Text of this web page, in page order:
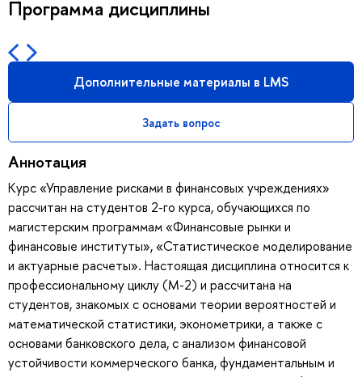
Программа дисциплины
Дополнительные материалы в LMS
Задать вопрос
Аннотация
Курс «Управление рисками в финансовых учреждениях»
рассчитан на студентов 2-го курса, обучающихся по
магистерским программам «Финансовые рынки и
финансовые институты», «Статистическое моделирование
и актуарные расчеты». Настоящая дисциплина относится к
профессиональному циклу (М-2) и рассчитана на
студентов, знакомых с основами теории вероятностей и
математической статистики, эконометрики, а также с
основами банковского дела, с анализом финансовой
устойчивости коммерческого банка, фундаментальным и